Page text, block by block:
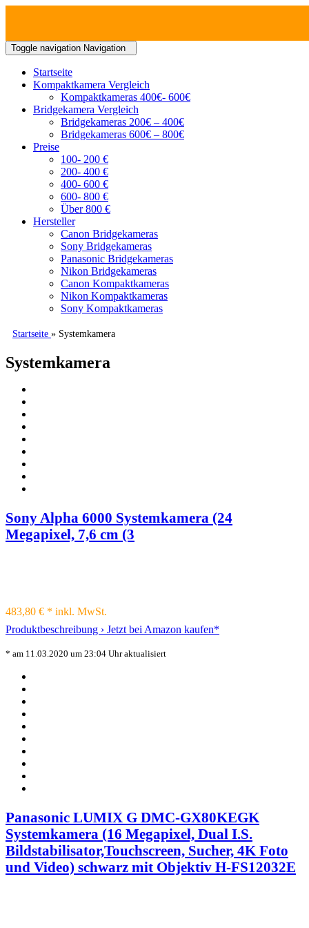
Toggle navigation Navigation
Startseite
Kompaktkamera Vergleich
Kompaktkameras 400€- 600€
Bridgekamera Vergleich
Bridgekameras 200€ – 400€
Bridgekameras 600€ – 800€
Preise
100- 200 €
200- 400 €
400- 600 €
600- 800 €
Über 800 €
Hersteller
Canon Bridgekameras
Sony Bridgekameras
Panasonic Bridgekameras
Nikon Bridgekameras
Canon Kompaktkameras
Nikon Kompaktkameras
Sony Kompaktkameras
Startseite » Systemkamera
Systemkamera
Sony Alpha 6000 Systemkamera (24
Megapixel, 7,6 cm (3
483,80 € * inkl. MwSt.
Produktbeschreibung › Jetzt bei Amazon kaufen*
* am 11.03.2020 um 23:04 Uhr aktualisiert
Panasonic LUMIX G DMC-GX80KEGK
Systemkamera (16 Megapixel, Dual I.S.
Bildstabilisator,Touchscreen, Sucher, 4K Foto
und Video) schwarz mit Objektiv H-FS12032E